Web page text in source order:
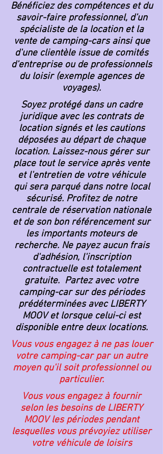
Bénéficiez des compétences et du
savoir-faire professionnel, d’un
spécialiste de la location et la
vente de camping-cars ainsi que
d'une clientèle issue de comités
d'entreprise ou de professionnels
du loisir (exemple agences de
voyages).
Soyez protégé dans un cadre
juridique avec les contrats de
location signés et les cautions
déposées au départ de chaque
location. Laissez-nous gérer sur
place tout le service après vente
et l'entretien de votre véhicule
qui sera parqué dans notre local
sécurisé. Profitez de notre
centrale de réservation nationale
et de son bon référencement sur
les importants moteurs de
recherche. Ne payez aucun frais
d'adhésion, l'inscription
contractuelle est totalement
gratuite. Partez avec votre
camping-car sur des périodes
prédéterminées avec LIBERTY
MOOV et lorsque celui-ci est
disponible entre deux locations.
Vous vous engagez à ne pas louer
votre camping-car par un autre
moyen qu'il soit professionnel ou
particulier.
Vous vous engagez à fournir
selon les besoins de LIBERTY
MOOV les périodes pendant
lesquelles vous prévoyiez utiliser
votre véhicule de loisirs